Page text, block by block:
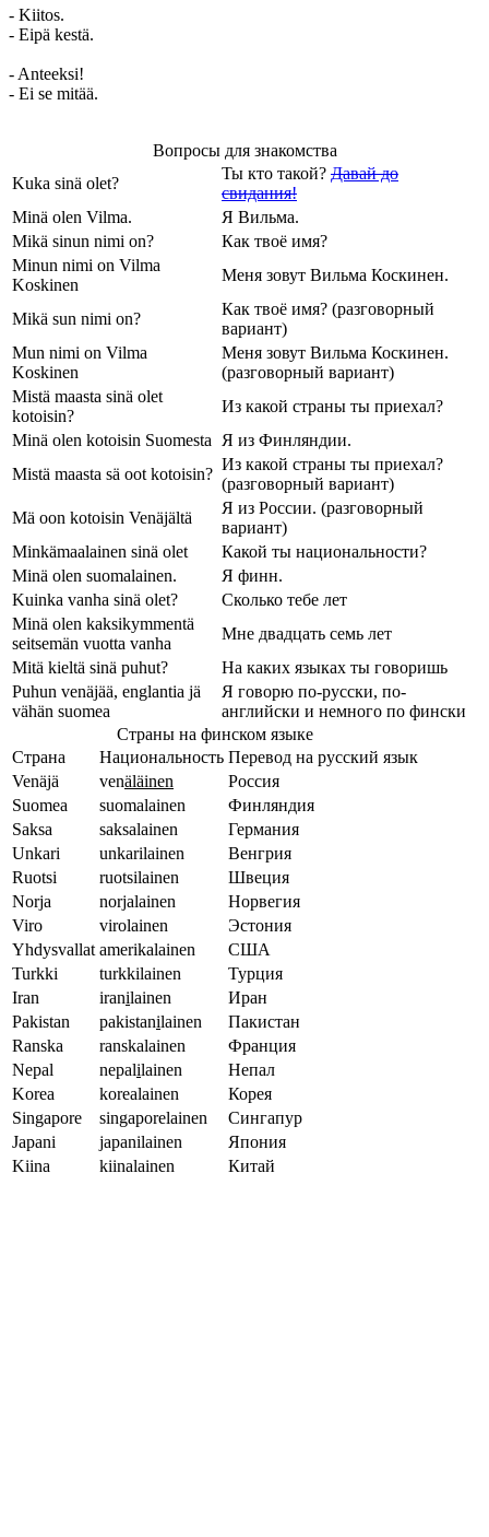
- Kiitos.
- Eipä kestä.
- Anteeksi!
- Ei se mitää.
Вопросы для знакомства
Kuka sinä olet?
Ты кто такой? Давай до
свидания!
Minä olen Vilma.
Я Вильма.
Mikä sinun nimi on?
Как твоё имя?
Minun nimi on Vilma
Koskinen
Меня зовут Вильма Коскинен.
Mikä sun nimi on?
Как твоё имя? (разговорный
вариант)
Mun nimi on Vilma
Koskinen
Меня зовут Вильма Коскинен.
(разговорный вариант)
Mistä maasta sinä olet
kotoisin?
Из какой страны ты приехал?
Minä olen kotoisin Suomesta
Я из Финляндии.
Mistä maasta sä oot kotoisin?
Из какой страны ты приехал?
(разговорный вариант)
Mä oon kotoisin Venäjältä
Я из России. (разговорный
вариант)
Minkämaalainen sinä olet
Какой ты национальности?
Minä olen suomalainen.
Я финн.
Kuinka vanha sinä olet?
Сколько тебе лет
Minä olen kaksikymmentä
seitsemän vuotta vanha
Мне двадцать семь лет
Mitä kieltä sinä puhut?
На каких языках ты говоришь
Puhun venäjää, englantia jä
vähän suomea
Я говорю по-русски, по-
английски и немного по фински
Страны на финском языке
Страна
Национальность Перевод на русский язык
Venäjä
venäläinen
Россия
Suomea
suomalainen
Финляндия
Saksa
saksalainen
Германия
Unkari
unkarilainen
Венгрия
Ruotsi
ruotsilainen
Швеция
Norja
norjalainen
Норвегия
Viro
virolainen
Эстония
Yhdysvallat amerikalainen
США
Turkki
turkkilainen
Турция
Iran
iranilainen
Иран
Pakistan
pakistanilainen
Пакистан
Ranska
ranskalainen
Франция
Nepal
nepalilainen
Непал
Korea
korealainen
Корея
Singapore
singaporelainen
Сингапур
Japani
japanilainen
Япония
Kiina
kiinalainen Китай